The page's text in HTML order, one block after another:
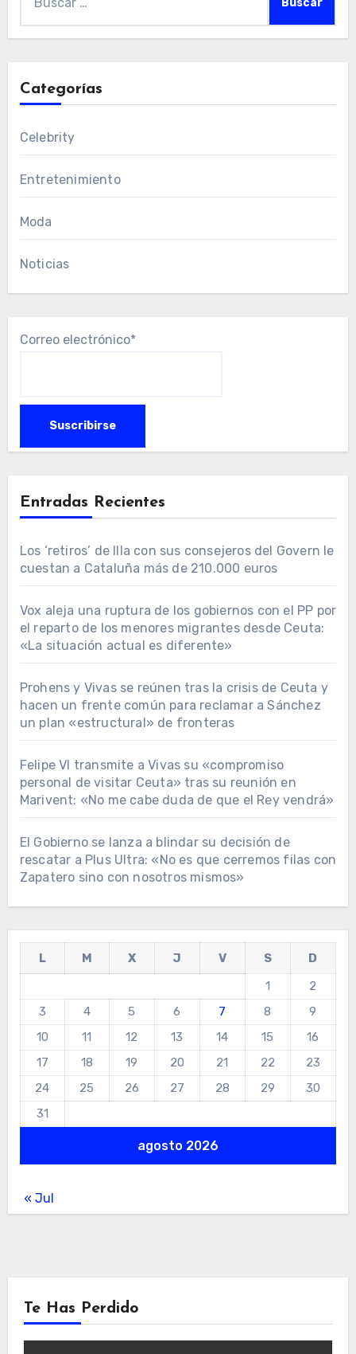
Categorías
Celebrity
Entretenimiento
Moda
Noticias
Correo electrónico*
Entradas Recientes
Los ‘retiros’ de Illa con sus consejeros del Govern le
cuestan a Cataluña más de 210.000 euros
Vox aleja una ruptura de los gobiernos con el PP por
el reparto de los menores migrantes desde Ceuta:
«La situación actual es diferente»
Prohens y Vivas se reúnen tras la crisis de Ceuta y
hacen un frente común para reclamar a Sánchez
un plan «estructural» de fronteras
Felipe VI transmite a Vivas su «compromiso
personal de visitar Ceuta» tras su reunión en
Marivent: «No me cabe duda de que el Rey vendrá»
El Gobierno se lanza a blindar su decisión de
rescatar a Plus Ultra: «No es que cerremos filas con
Zapatero sino con nosotros mismos»
agosto 2026
L M X J V S
D
1
2
3
4 5 6 7 8
9
10
11 12 13 14 15
16
17
18 19 20 21 22
23
24
25 26 27 28 29
30
31
« Jul
Te Has Perdido